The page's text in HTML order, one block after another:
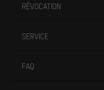
RÉVOCATION
SERVICE
FAQ